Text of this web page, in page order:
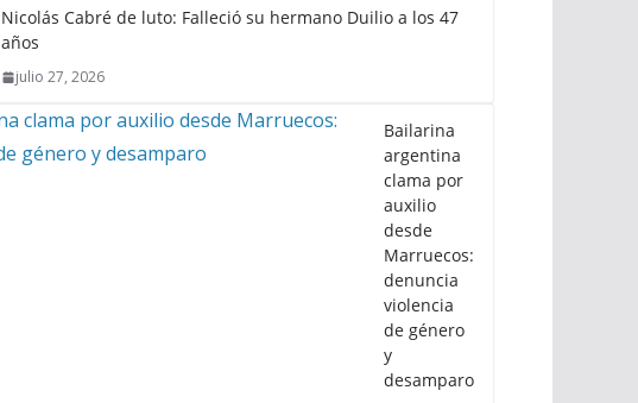
Nicolás Cabré de luto: Falleció su hermano Duilio a los 47
años
julio 27, 2026
Bailarina
argentina
clama por
auxilio
desde
Marruecos:
denuncia
violencia
de género
y
desamparo